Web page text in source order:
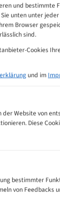
und bestimmte
unten unter
Browser
sind.
Cookies
und im
Website von
Diese
bestimmter
von Feedbacks